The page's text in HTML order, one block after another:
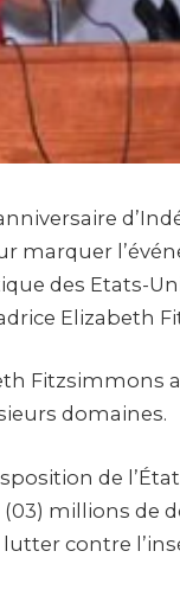
marquer
des Etats-
Elizabeth
Fitzsimmons
domaines.
de
millions de
contre